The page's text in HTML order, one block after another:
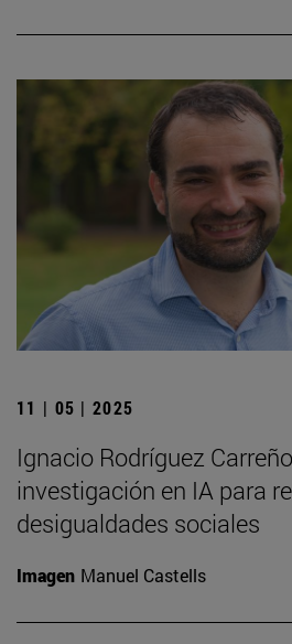
11 | 05 | 2025
Ignacio Rodríguez
investigación en IA para
desigualdades sociales
Imagen Manuel Castells